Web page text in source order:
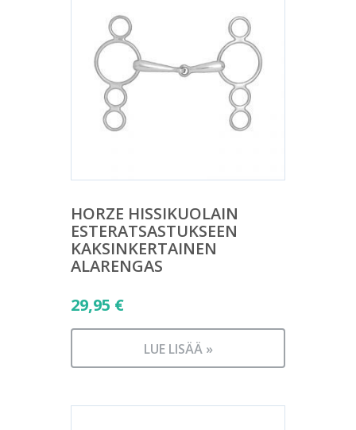
HORZE HISSIKUOLAIN
ESTERATSASTUKSEEN
KAKSINKERTAINEN
ALARENGAS
29,95 €
LUE LISÄÄ »